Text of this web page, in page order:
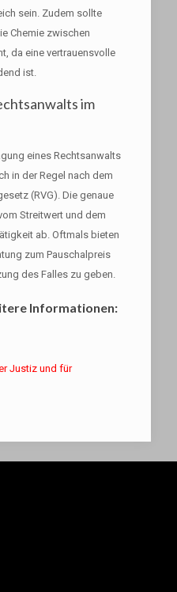
sein. Zudem sollte
Chemie zwischen
da eine vertrauensvolle
ist.
im
eines Rechtsanwalts
in der Regel nach dem
(RVG). Die genaue
Streitwert und dem
ab. Oftmals bieten
zum Pauschalpreis
des Falles zu geben.
Informationen:
Justiz und für